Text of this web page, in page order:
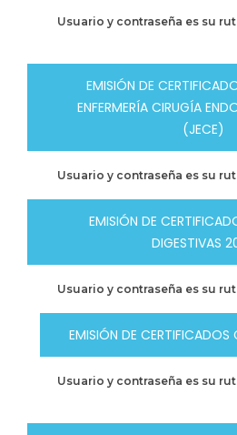
Usuario y contraseña es su
EMISIÓN DE
ENFERMERÍA CIRUGÍA
(JECE)
Usuario y contraseña es su
EMISIÓN DE
DIGESTIVAS
Usuario y contraseña es su
EMISIÓN DE
Usuario y contraseña es su